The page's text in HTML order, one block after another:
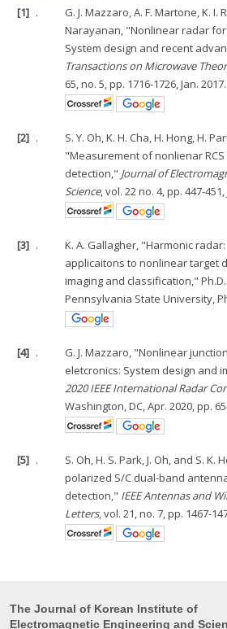
[1] .
G. J. Mazzaro, A. F. Martone, K. I.
Narayanan, "Nonlinear radar for
System design and recent
Transactions on Microwave
65, no. 5, pp. 1716-1726, Jan. 2017.
[2] .
S. Y. Oh, K. H. Cha, H. Hong, H.
"Measurement of nonlienar
detection," Journal of
Science, vol. 22 no. 4, pp. 447-451,
[3] .
K. A. Gallagher, "Harmonic
applicaitons to nonlinear target
imaging and classification,"
Pennsylvania State University,
[4] .
G. J. Mazzaro, "Nonlinear
eletcronics: System design and
2020 IEEE International Radar
Washington, DC, Apr. 2020, pp.
[5] .
S. Oh, H. S. Park, J. Oh, and S. K.
polarized S/C dual-band
detection," IEEE Antennas and
Letters, vol. 21, no. 7, pp. 1467-
The Journal of Korean Institute of
Electromagnetic Engineering and